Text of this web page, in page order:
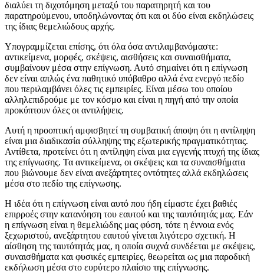
διαλύει τη διχοτόμηση μεταξύ του παρατηρητή και του
παρατηρούμενου, υποδηλώνοντας ότι και οι δύο είναι εκδηλώσεις
της ίδιας θεμελιώδους αρχής.
Υπογραμμίζεται επίσης, ότι όλα όσα αντιλαμβανόμαστε:
αντικείμενα, μορφές, σκέψεις, αισθήσεις και συναισθήματα,
συμβαίνουν μέσα στην επίγνωση. Αυτό σημαίνει ότι η επίγνωση
δεν είναι απλώς ένα παθητικό υπόβαθρο αλλά ένα ενεργό πεδίο
που περιλαμβάνει όλες τις εμπειρίες. Είναι μέσω του οποίου
αλληλεπιδρούμε με τον κόσμο και είναι η πηγή από την οποία
προκύπτουν όλες οι αντιλήψεις.
Αυτή η προοπτική αμφισβητεί τη συμβατική άποψη ότι η αντίληψη
είναι μια διαδικασία σύλληψης της εξωτερικής πραγματικότητας.
Αντίθετα, προτείνει ότι η αντίληψη είναι μια εγγενής πτυχή της ίδιας
της επίγνωσης. Τα αντικείμενα, οι σκέψεις και τα συναισθήματα
που βιώνουμε δεν είναι ανεξάρτητες οντότητες αλλά εκδηλώσεις
μέσα στο πεδίο της επίγνωσης.
Η ιδέα ότι η επίγνωση είναι αυτό που ήδη είμαστε έχει βαθιές
επιρροές στην κατανόηση του εαυτού και της ταυτότητάς μας. Εάν
η επίγνωση είναι η θεμελιώδης μας φύση, τότε η έννοια ενός
ξεχωριστού, ανεξάρτητου εαυτού γίνεται λιγότερο σχετική. Η
αίσθηση της ταυτότητάς μας, η οποία συχνά συνδέεται με σκέψεις,
συναισθήματα και φυσικές εμπειρίες, θεωρείται ως μια παροδική
εκδήλωση μέσα στο ευρύτερο πλαίσιο της επίγνωσης.